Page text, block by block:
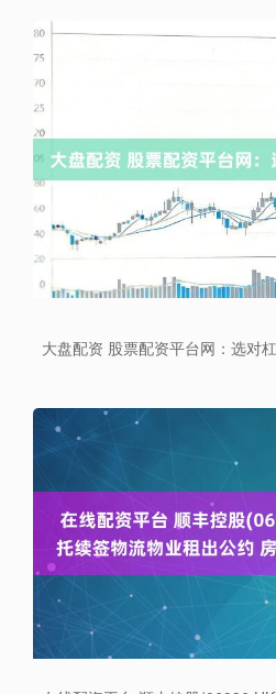
大盘配资 股票配资平台网：选对